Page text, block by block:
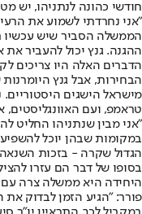
חודשי כהונה לנתניהו, יש
"אני נחרדתי לשמוע את
הממשלה הסביר שיש עכשיו
ההגנה. גנץ יכול להעביר
הדברים האלה היו צריכים
הבחירות, אבל גנץ
מישראל הישגים
טראמפ, ועם האוונגליסטים,
"אני מבין שנתניהו החליט
במקומות שבהן יוכל
הגדול שקרה - בזכות השנאה
בסופו של דבר הם עזרו
היחידה היא ממשלה צרה עם
פורר: "הגיע הזמן לבדוק